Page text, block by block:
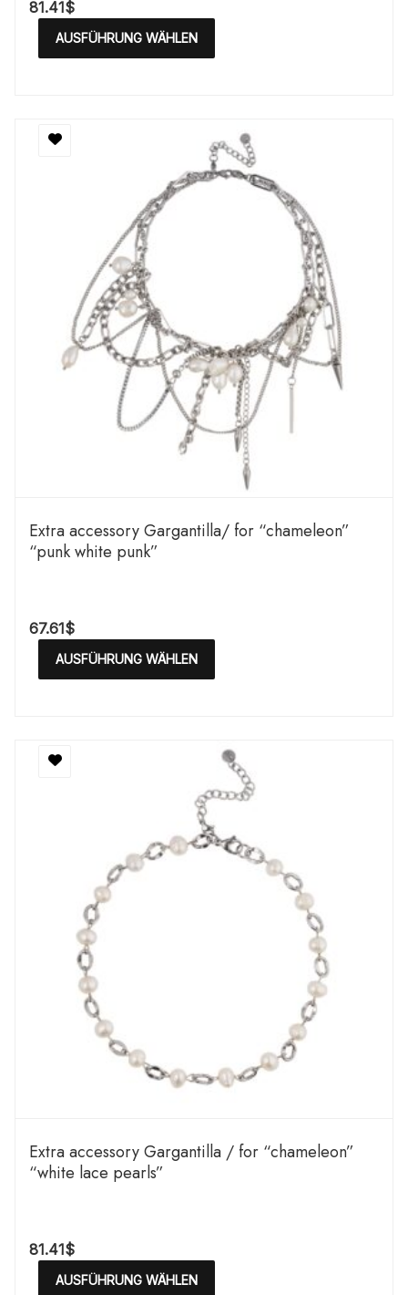
81.41$
AUSFÜHRUNG WÄHLEN
Extra accessory Gargantilla/ for “chameleon”
“punk white punk”
67.61$
AUSFÜHRUNG WÄHLEN
Extra accessory Gargantilla / for “chameleon”
“white lace pearls”
81.41$
AUSFÜHRUNG WÄHLEN